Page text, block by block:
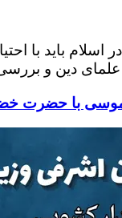
باید با
علمای دین و
با حضرت